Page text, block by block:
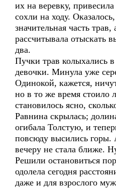
их на веревку,
сохли на ходу.
значительная часть
рассчитывала отыскать
два.
Пучки трав колыхались
девочки. Минула уже
Одинокой, кажется,
но в то же время стоило
становилось ясно,
Равнина скрылась;
огибала Толстую, и
повсюду высились
вечеру не стала ближе.
Решили остановиться
одолела сегодня
даже и для взрослого